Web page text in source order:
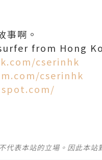
事啊。
from Hong
cserinhk
cserinhk
代表本站的立場。因此本